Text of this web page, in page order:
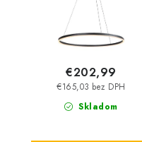
Skladom
€165,03 bez DPH
€202,99